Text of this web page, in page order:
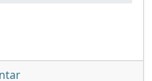
unter 'WiiFlow Beta r887'